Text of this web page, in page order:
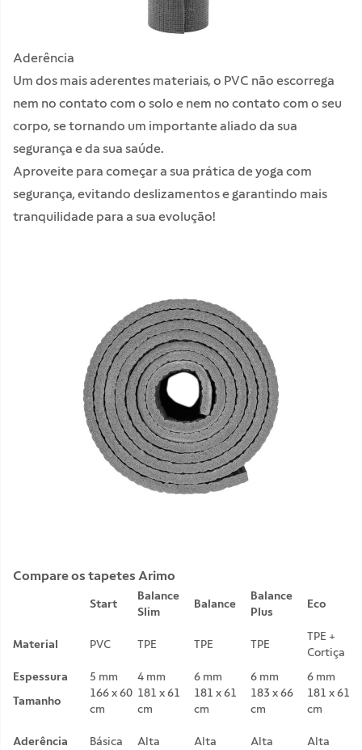
Aderência
Um dos mais aderentes materiais, o PVC não escorrega
nem no contato com o solo e nem no contato com o seu
corpo, se tornando um importante aliado da sua
segurança e da sua saúde.
Aproveite para começar a sua prática de yoga com
segurança, evitando deslizamentos e garantindo mais
tranquilidade para a sua evolução!
Compare os tapetes Arimo
Start
Balance
Slim
Balance
Balance
Plus
Eco
Material PVC TPE TPE TPE
TPE +
Cortiça
Espessura
5 mm 4 mm 6 mm 6 mm
6 mm
Tamanho
166 x 60
cm
181 x 61
cm
181 x 61
cm
183 x 66
cm
181 x 61
cm
Aderência Básica Alta Alta Alta Alta